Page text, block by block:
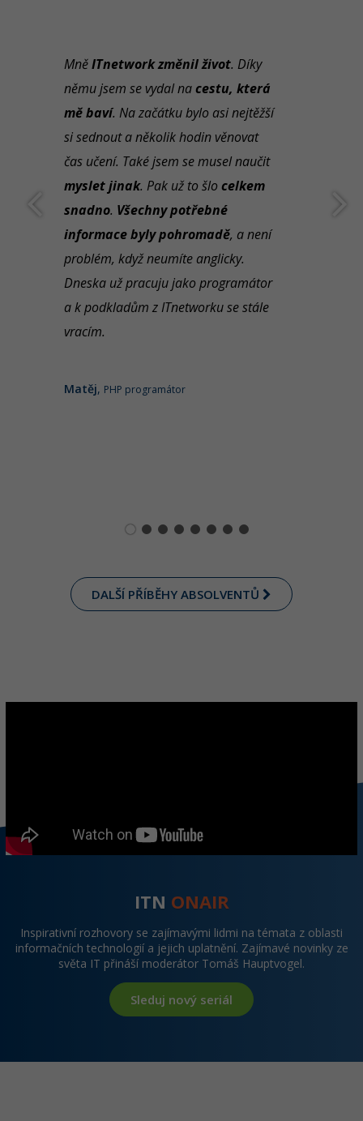
MněITnetwork změnil život. Díky
němu jsem se vydal nacestu, která
mě baví. Na začátku bylo asi nejtěžší
si sednout a několik hodin věnovat
čas učení. Také jsem se musel naučit
myslet jinak. Pak už to šlo celkem
snadno. Všechny potřebné
informace byly pohromadě, a není
problém, když neumíte anglicky.
Dneska už pracuju jako programátor
a k podkladům z ITnetworku se stále
vracím.
Matěj, PHP programátor
DALŠÍ PŘÍBĚHY ABSOLVENTŮ
ITN ONAIR
Inspirativní rozhovory se zajímavými lidmi na témata z oblasti
informačních technologií a jejich uplatnění. Zajímavé novinky ze
světa IT přináší moderátor Tomáš Hauptvogel.
Sleduj nový seriál